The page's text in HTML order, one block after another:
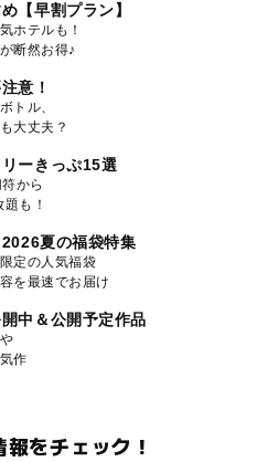
【早割プラン】
ホテルも！
断然お得♪
意！
トル、
大丈夫？
ーきっぷ15選
から
も！
夏の福袋特集
定の人気福袋
を最速でお届け
開中＆公開予定作品
作
をチェック！